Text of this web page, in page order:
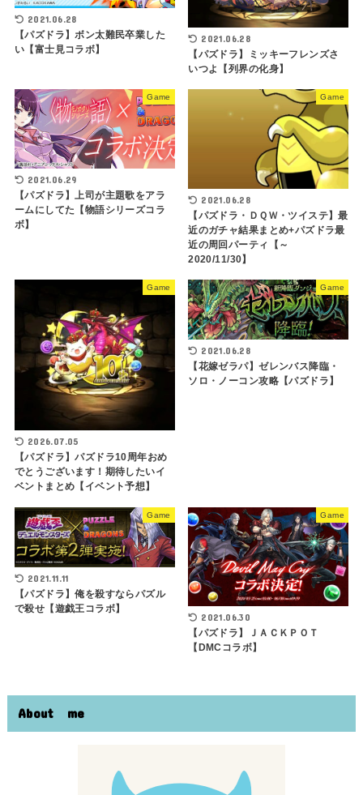
2021.06.28
【パズドラ】ボン太難民卒業した
い【富士見コラボ】
2021.06.28
【パズドラ】ミッキーフレンズさ
いつよ【列界の化身】
Game
2021.06.29
【パズドラ】上司が主題歌をアラ
ームにしてた【物語シリーズコラ
ボ】
Game
2021.06.28
【パズドラ・ＤＱＷ・ツイステ】最
近のガチャ結果まとめ+パズドラ最
近の周回パーティ【～
2020/11/30】
Game
2026.07.05
【パズドラ】パズドラ10周年おめ
でとうございます！期待したいイ
ベントまとめ【イベント予想】
Game
2021.06.28
【花嫁ゼラパ】ゼレンバス降臨・
ソロ・ノーコン攻略【パズドラ】
Game
2021.11.11
【パズドラ】俺を殺すならパズル
で殺せ【遊戯王コラボ】
Game
2021.06.30
【パズドラ】ＪＡＣＫＰＯＴ
【DMCコラボ】
About me